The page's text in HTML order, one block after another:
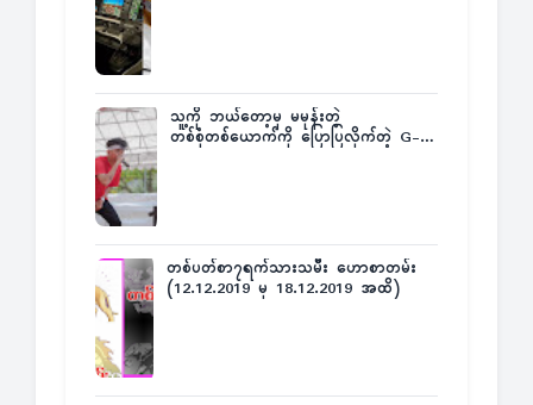
သူ့ကို ဘယ်တော့မှ မမုန်းတဲ့
တစ်စုံတစ်ယောက်ကို ပြောပြလိုက်တဲ့ G-
တစ်ပတ်စာ၇ရက်သားသမီး ဟောစာတမ်း
(12.12.2019 မှ 18.12.2019 အထိ)